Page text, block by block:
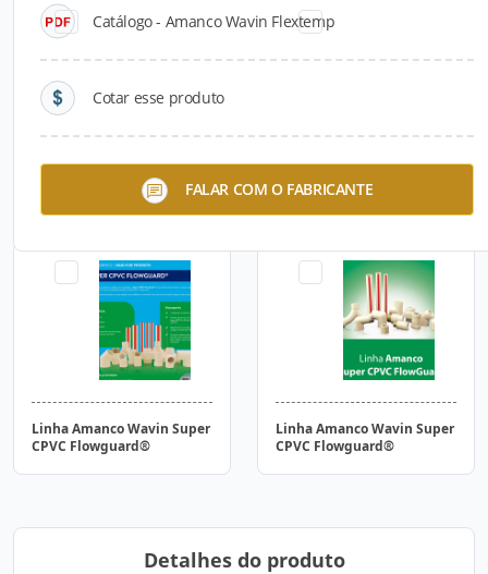
Catálogo - Amanco Wavin Flextemp
Cotar esse produto
FALAR COM O FABRICANTE
Linha Infra-Estrutura
Linha Amanco Wavin Super
CPVC Flowguard®
Linha Amanco Wavin Super
CPVC Flowguard®
Detalhes do produto